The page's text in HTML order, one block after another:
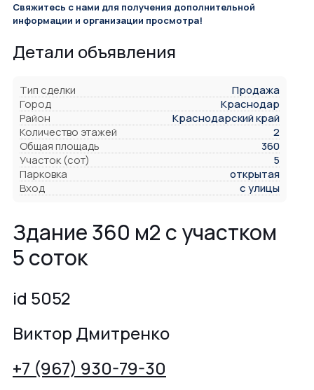
Свяжитесь с нами для получения дополнительной
информации и организации просмотра!
Детали объявления
Тип сделки
Продажа
Город
Краснодар
Район
Краснодарский край
Количество этажей
2
Общая площадь
360
Участок (сот)
5
Парковка
открытая
Вход
с улицы
Здание 360 м2 с участком
5 соток
id 5052
Виктор Дмитренко
+7 (967) 930-79-30